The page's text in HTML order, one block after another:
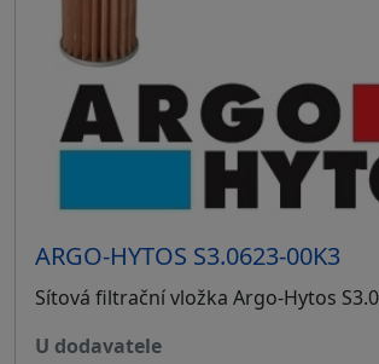
ARGO-HYTOS S3.0623-00K3
Sítová filtrační vložka Argo-Hytos
u dodavatele